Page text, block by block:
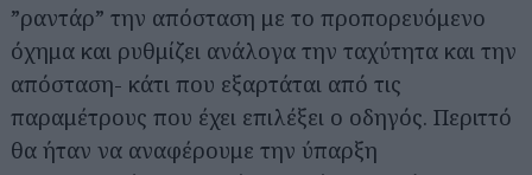
”ραντάρ” την απόσταση με το προπορευόμενο
όχημα και ρυθμίζει ανάλογα την ταχύτητα και την
απόσταση- κάτι που εξαρτάται από τις
παραμέτρους που έχει επιλέξει ο οδηγός. Περιττό
θα ήταν να αναφέρουμε την ύπαρξη